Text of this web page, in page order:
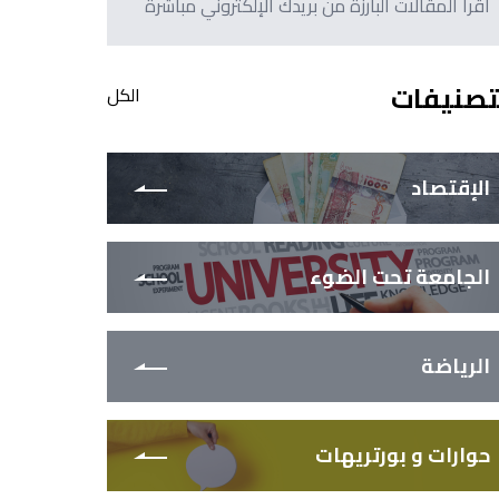
الكل
الإقتصاد
الجامعة تحت الضوء
الرياضة
حوارات و بورتريهات